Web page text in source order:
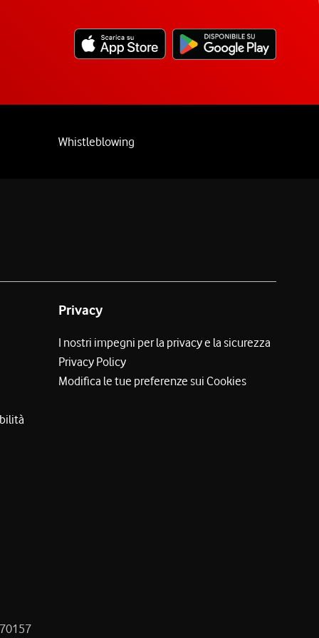
Whistleblowing
Privacy
I nostri impegni per la privacy e la sicurezza
Privacy Policy
Modifica le tue preferenze sui Cookies